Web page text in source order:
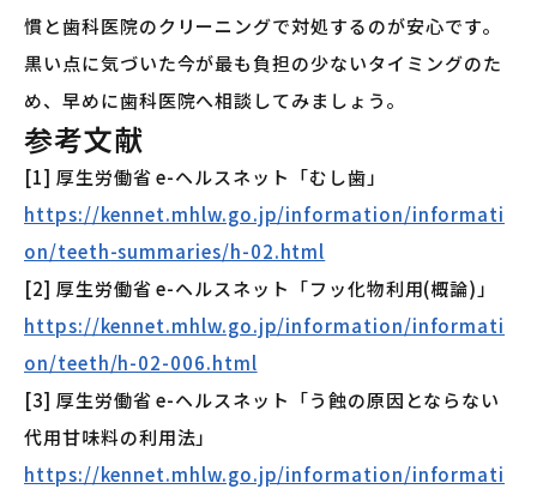
慣と歯科医院のクリーニングで対処するのが安心です。
黒い点に気づいた今が最も負担の少ないタイミングのた
め、早めに歯科医院へ相談してみましょう。
参考文献
[1] 厚生労働省 e-ヘルスネット「むし歯」
https://kennet.mhlw.go.jp/information/informati
on/teeth-summaries/h-02.html
[2] 厚生労働省 e-ヘルスネット「フッ化物利用(概論)」
https://kennet.mhlw.go.jp/information/informati
on/teeth/h-02-006.html
[3] 厚生労働省 e-ヘルスネット「う蝕の原因とならない
代用甘味料の利用法」
https://kennet.mhlw.go.jp/information/informati